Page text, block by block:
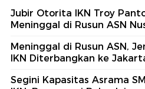
Jubir Otorita IKN Troy
Meninggal di Rusun ASN
Meninggal di Rusun ASN,
IKN Diterbangkan ke
Segini Kapasitas Asrama